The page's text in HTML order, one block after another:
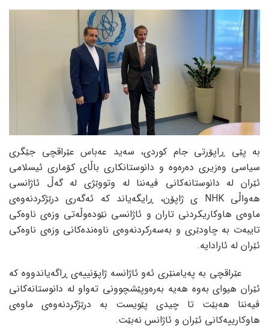
بە پێی ڕاپۆرتی جام کوردی، سەید عەباس عێراقچی جێگری
سیاسی وەزیری دەرەوە و دانوستانکاری باڵای کۆماری ئیسلامی
ئێران لە دانوستانەکانی ڤیەننا لە وتووێژی لە گەڵ ئاژانسی
هەواڵی NHK ی ژاپۆن، ڕایگەیاند کە ئەگەری درێژکردنەوەی
ماوەی هاوکاریکردنی تاران و ئاژانسی نێودەوڵەتی وزەی ناوەکی
تایبەت بە چاودێری و بەسەرکردنەوەی ناوەندەکانی وزەی ناوەکی
ئێران لە ئارادایە.
عێراقچی بە پەیامنێری ئەو ئاژانسە ژاپۆنییەی ڕاگەیاندووە کە
ئێران هیوای بەوە هەیە بەرەوپێشچوونی تەواو لە دانوستانەکانی
ڤیەننا هەبێت تا چیدی پێویست بە درێژکردنەوەی ماوەی
هاوکارییەکانی ئێران و ئاژانس نەبێت.